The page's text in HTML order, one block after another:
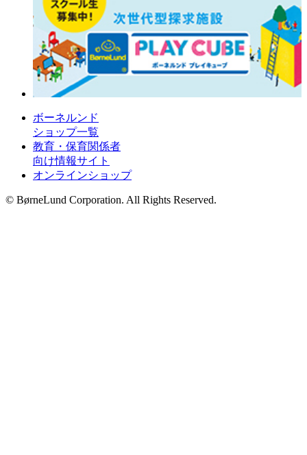
ボーネルンド
ショップ一覧
教育・保育関係者
向け情報サイト
オンラインショップ
© BørneLund Corporation. All Rights Reserved.